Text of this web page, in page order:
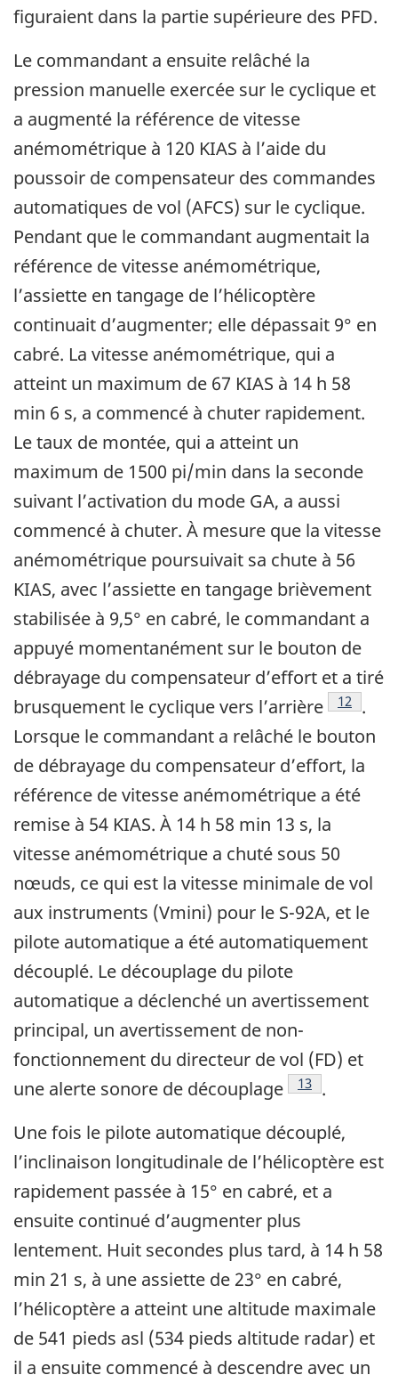
figuraient dans la partie supérieure des PFD.
Le commandant a ensuite relâché la
pression manuelle exercée sur le cyclique et
a augmenté la référence de vitesse
anémométrique à 120 KIAS à l’aide du
poussoir de compensateur des commandes
automatiques de vol (AFCS) sur le cyclique.
Pendant que le commandant augmentait la
référence de vitesse anémométrique,
l’assiette en tangage de l’hélicoptère
continuait d’augmenter; elle dépassait 9° en
cabré. La vitesse anémométrique, qui a
atteint un maximum de 67 KIAS à 14 h 58
min 6 s, a commencé à chuter rapidement.
Le taux de montée, qui a atteint un
maximum de 1500 pi/min dans la seconde
suivant l’activation du mode GA, a aussi
commencé à chuter. À mesure que la vitesse
anémométrique poursuivait sa chute à 56
KIAS, avec l’assiette en tangage brièvement
stabilisée à 9,5° en cabré, le commandant a
appuyé momentanément sur le bouton de
débrayage du compensateur d’effort et a tiré
brusquement le cyclique vers l’arrière
Footnote
12 .
Lorsque le commandant a relâché le bouton
de débrayage du compensateur d’effort, la
référence de vitesse anémométrique a été
remise à 54 KIAS. À 14 h 58 min 13 s, la
vitesse anémométrique a chuté sous 50
nœuds, ce qui est la vitesse minimale de vol
aux instruments (Vmini) pour le S-92A, et le
pilote automatique a été automatiquement
découplé. Le découplage du pilote
automatique a déclenché un avertissement
principal, un avertissement de non-
fonctionnement du directeur de vol (FD) et
une alerte sonore de découplage
Footnote
13 .
Une fois le pilote automatique découplé,
l’inclinaison longitudinale de l’hélicoptère est
rapidement passée à 15° en cabré, et a
ensuite continué d’augmenter plus
lentement. Huit secondes plus tard, à 14 h 58
min 21 s, à une assiette de 23° en cabré,
l’hélicoptère a atteint une altitude maximale
de 541 pieds asl (534 pieds altitude radar) et
il a ensuite commencé à descendre avec un